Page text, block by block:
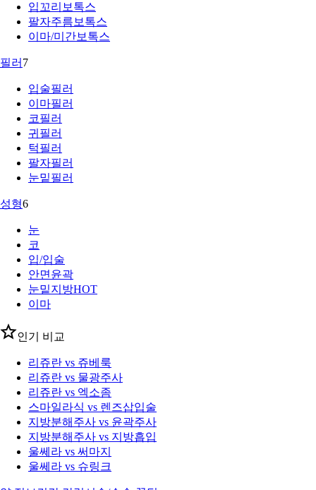
입꼬리보톡스
팔자주름보톡스
이마/미간보톡스
필러 7
입술필러
이마필러
코필러
귀필러
턱필러
팔자필러
눈밑필러
성형6
눈
코
입/입술
안면윤곽
눈밑지방HOT
이마
인기 비교
리쥬란 vs 쥬베룩
리쥬란 vs 물광주사
리쥬란 vs 엑소좀
스마일라식 vs 렌즈삽입술
지방분해주사 vs 윤곽주사
지방분해주사 vs 지방흡입
울쎄라 vs 써마지
울쎄라 vs 슈링크